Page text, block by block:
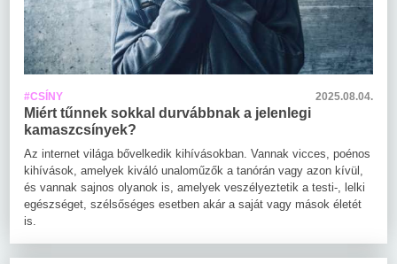
#CSÍNY 2025.08.04.
Miért tűnnek sokkal durvábbnak a jelenlegi
kamaszcsínyek?
Az internet világa bővelkedik kihívásokban. Vannak vicces, poénos
kihívások, amelyek kiváló unaloműzők a tanórán vagy azon kívül,
és vannak sajnos olyanok is, amelyek veszélyeztetik a testi-, lelki
egészséget, szélsőséges esetben akár a saját vagy mások életét
is.